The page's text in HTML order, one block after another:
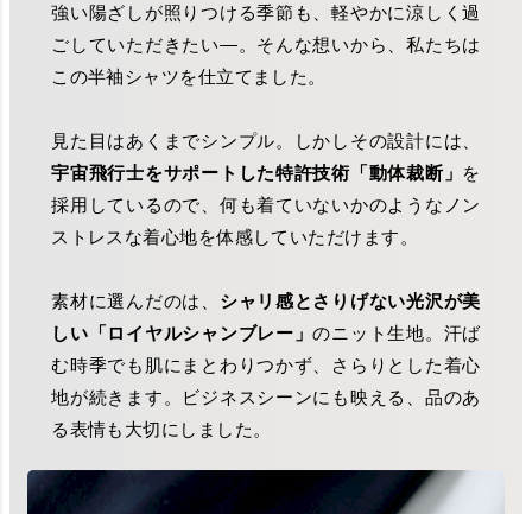
強い陽ざしが照りつける季節も、軽やかに涼しく過
ごしていただきたい―。そんな想いから、私たちは
この半袖シャツを仕立てました。
見た目はあくまでシンプル。しかしその設計には、
宇宙飛行士をサポートした特許技術「動体裁断」 を
採用しているので、何も着ていないかのようなノン
ストレスな着心地を体感していただけます。
素材に選んだのは、 シャリ感とさりげない光沢が美
しい「ロイヤルシャンブレー」のニット生地。汗ば
む時季でも肌にまとわりつかず、さらりとした着心
地が続きます。ビジネスシーンにも映える、品のあ
る表情も大切にしました。